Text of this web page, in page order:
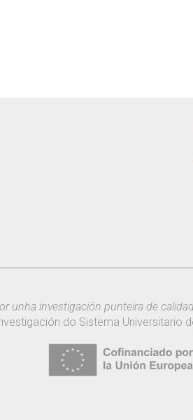
unha investigación punteira de
do Sistema Universitario